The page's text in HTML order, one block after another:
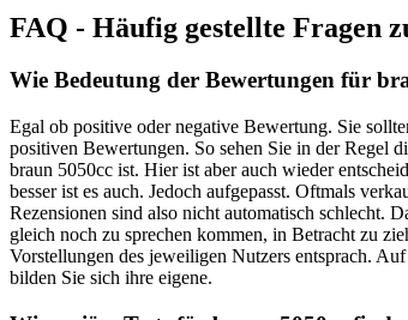
FAQ - Häufig gestellte Fragen
Wie Bedeutung der Bewertungen für
Egal ob positive oder negative Bewertung. Sie
positiven Bewertungen. So sehen Sie in der Regel
braun 5050cc ist. Hier ist aber auch wieder
besser ist es auch. Jedoch aufgepasst. Oftmals
Rezensionen sind also nicht automatisch schlecht.
gleich noch zu sprechen kommen, in Betracht zu
Vorstellungen des jeweiligen Nutzers entsprach.
bilden Sie sich ihre eigene.